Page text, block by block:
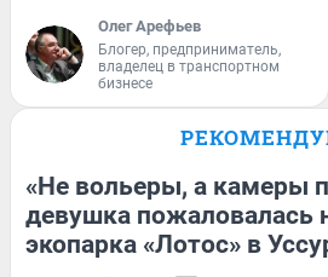
Олег Арефьев
Блогер, предприниматель,
владелец в транспортном
бизнесе
«Не вольеры, а камеры
девушка пожаловалась
экопарка «Лотос» в